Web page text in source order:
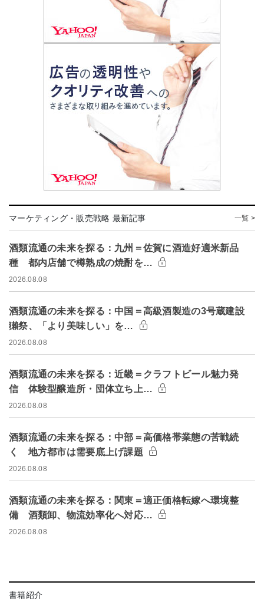
マーケティング・販売戦略 最新記事 一覧 >
酒類流通の未来を探る：九州＝佐賀に酒造好適米新品
種 都内店舗で樽熟成の焼酎を…
2026.08.08
酒類流通の未来を探る：中国＝高級酒製造の3号蔵建設
獺祭、「より美味しい」を…
2026.08.08
酒類流通の未来を探る：近畿＝クラフトビール魅力発
信 体験型醸造所・団体立ち上…
2026.08.08
酒類流通の未来を探る：中部＝高価格帯業態の苦戦続
く 地方都市は需要底上げ課題
2026.08.08
酒類流通の未来を探る：関東＝適正価格転嫁へ環境整
備 酒類卸、物流効率化へ対応…
2026.08.08
書籍紹介